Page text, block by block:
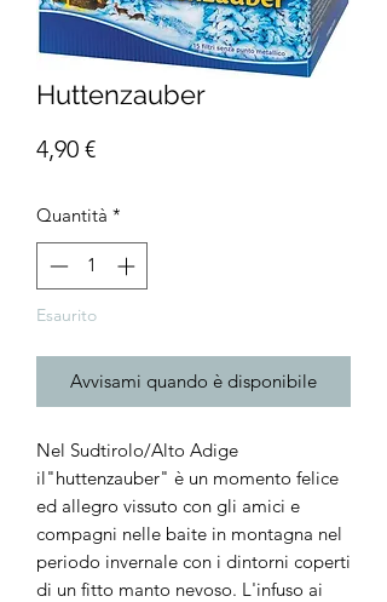
Huttenzauber
4,90 €Prezzo
Quantità *
Esaurito
Avvisami quando è disponibile
Nel Sudtirolo/Alto Adige
il"huttenzauber" è un momento felice
ed allegro vissuto con gli amici e
compagni nelle baite in montagna nel
periodo invernale con i dintorni coperti
di un fitto manto nevoso. L'infuso ai